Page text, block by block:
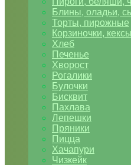
Блины, оладьи,
Торты, пирожные
Корзиночки, кексы
Хлеб
Печенье
Хворост
Рогалики
Булочки
Бисквит
Пахлава
Лепешки
Пряники
Пицца
Хачапури
Чизкейк